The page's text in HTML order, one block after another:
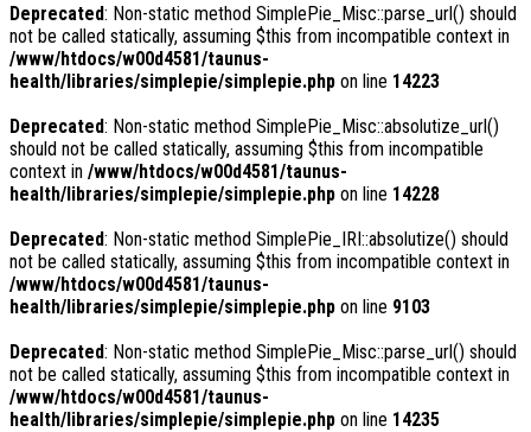
Deprecated: Non-static method SimplePie_Misc::parse_url() should
not be called statically, assuming $this from incompatible context in
/www/htdocs/w00d4581/taunus-
health/libraries/simplepie/simplepie.php on line 14223
Deprecated: Non-static method SimplePie_Misc::absolutize_url()
should not be called statically, assuming $this from incompatible
context in /www/htdocs/w00d4581/taunus-
health/libraries/simplepie/simplepie.php on line 14228
Deprecated: Non-static method SimplePie_IRI::absolutize() should
not be called statically, assuming $this from incompatible context in
/www/htdocs/w00d4581/taunus-
health/libraries/simplepie/simplepie.php on line 9103
Deprecated: Non-static method SimplePie_Misc::parse_url() should
not be called statically, assuming $this from incompatible context in
/www/htdocs/w00d4581/taunus-
health/libraries/simplepie/simplepie.php on line 14235